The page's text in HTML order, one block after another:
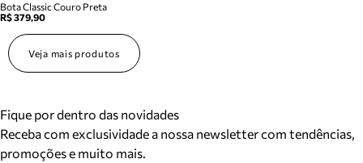
Bota Classic Couro Preta
R$ 379,90
Veja mais produtos
Fique por dentro das novidades
Receba com exclusividade a nossa newsletter com tendências,
promoções e muito mais.